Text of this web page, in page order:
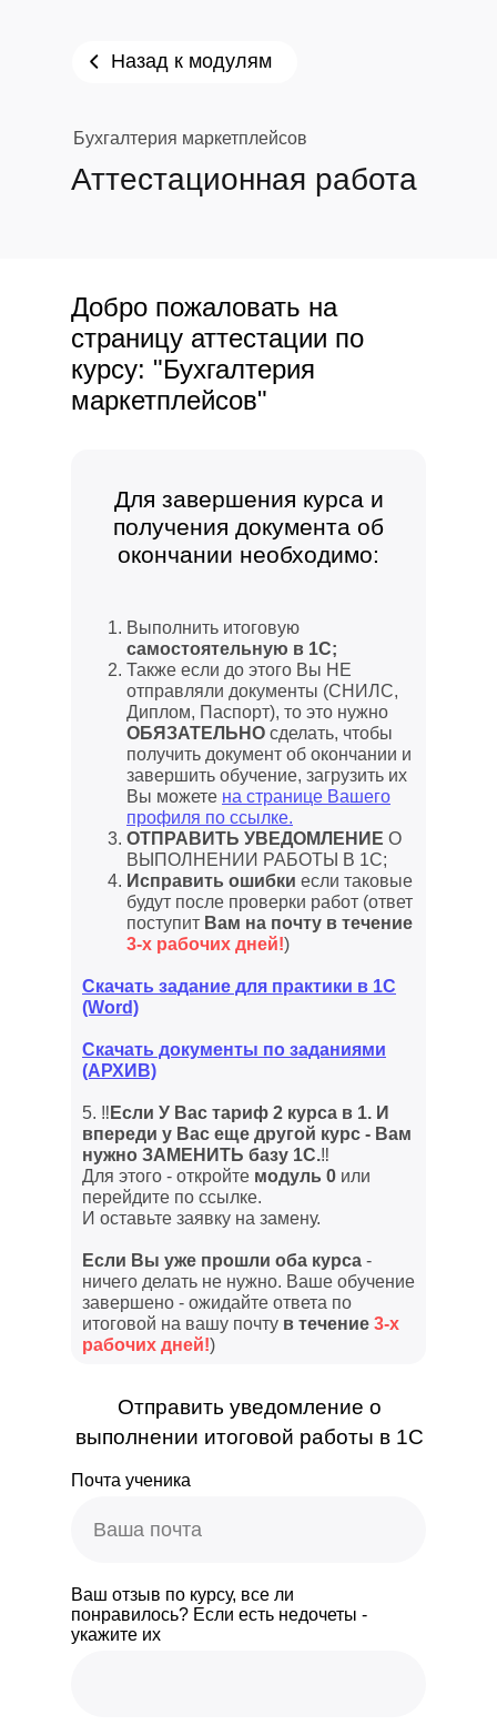
Аттестационная работа
Назад к модулям
Бухгалтерия маркетплейсов
Добро пожаловать на
страницу аттестации по
курсу: "Бухгалтерия
маркетплейсов"
Для завершения курса и
получения документа об
окончании необходимо:
Выполнить итоговую
самостоятельную в 1С;
Также если до этого Вы НЕ
отправляли документы (СНИЛС,
Диплом, Паспорт), то это нужно
ОБЯЗАТЕЛЬНО сделать, чтобы
получить документ об окончании и
завершить обучение, загрузить их
Вы можете на странице Вашего
профиля по ссылке.
ОТПРАВИТЬ УВЕДОМЛЕНИЕ О
ВЫПОЛНЕНИИ РАБОТЫ В 1С;
Исправить ошибки если таковые
будут после проверки работ (ответ
поступит Вам на почту в течение
3-х рабочих дней!)
Скачать задание для практики в 1С
(Word)
Скачать документы по заданиями
(АРХИВ)
5. ‼️ Если У Вас тариф 2 курса в 1. И
впереди у Вас еще другой курс - Вам
нужно ЗАМЕНИТЬ базу 1С.‼️
Для этого - откройте модуль 0 или
перейдите по ссылке.
И оставьте заявку на замену.
Если Вы уже прошли оба курса -
ничего делать не нужно. Ваше обучение
завершено - ожидайте ответа по
итоговой на вашу почту в течение 3-х
рабочих дней!)
Отправить уведомление о
выполнении итоговой работы в 1С
Почта ученика
Ваш отзыв по курсу, все ли
понравилось? Если есть недочеты -
укажите их